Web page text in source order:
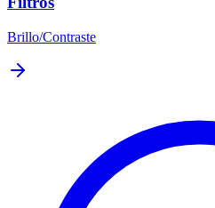
Brillo/Contraste